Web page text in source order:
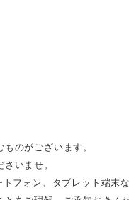
のがございます。
いませ。
フォン、タブレット端末